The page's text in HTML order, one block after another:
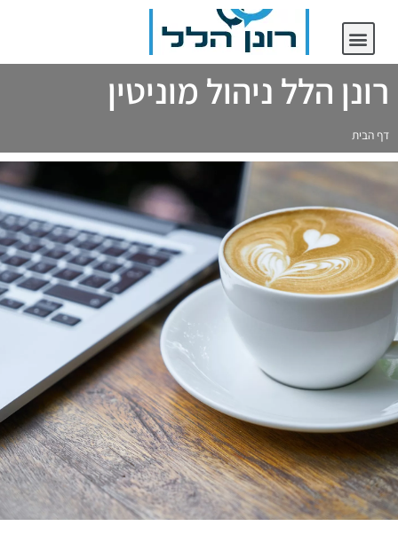
רונן הלל ניהול מוניטין
דף הבית